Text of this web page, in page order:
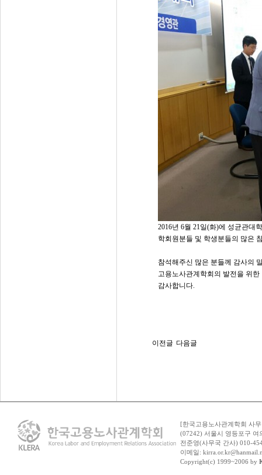
2016년 6월 21일(화)에 성균관대
학회원분들 및 학생분들의 많은
참석해주신 많은 분들께 감사의
고용노사관계학회의 발전을 위
감사합니다.
이전글 다음글
[한국고용노사관계학회 사
(07242) 서울시 영등포구 여
전준영(사무국 간사) 010-
이메일:
Copyright(c) 1999~2006 by